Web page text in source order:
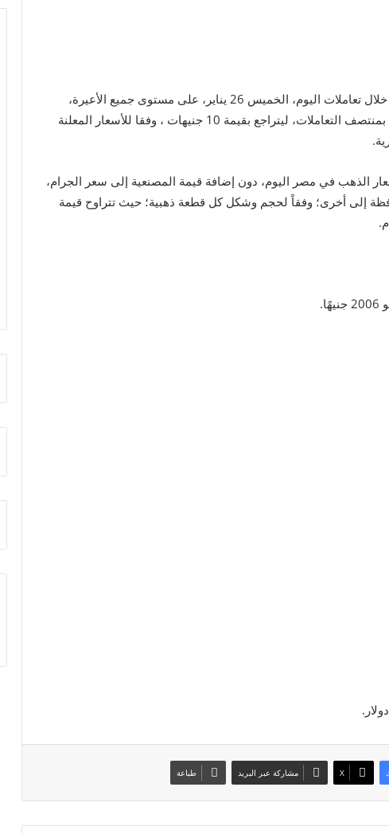
تراجعت أسعار الذهب بالسوق المصري مجدداً ، خلال تعاملات اليوم، الخميس 26 يناير، على مستوى جميع الأعيرة،
وفقد الجرام 5 جنيهات، بعد تراجعه بقيمة مماثلة بمنتصف التعاملات، ليتراجع بقيمة 10 جنيهات ، وفقا للأسعار المعلنة
الذهب في مصر اليوم، دون إضافة قيمة المصنعية إلى سعر الجرام،
إلى أخرى؛ وفقاً لحجم وشكل كل قطعة ذهبية؛ حيث تتراوح قيمة
X مشاركة عبر البريد طباعة